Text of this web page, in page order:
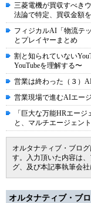
三菱電機が買収すべき
法論で特定、買収金額
フィジカルAI「物流テ
とプレイヤーまとめ
割と知られていない
YouTubeを理解する〜
営業は終わった（３）
営業現場で進むAIエー
「巨大な万能HRエー
と、マルチエージェン
オルタナティブ・ブロ
す。入力頂いた内容は
グ、及び本記事執筆会社
オルタナティブ・ブ